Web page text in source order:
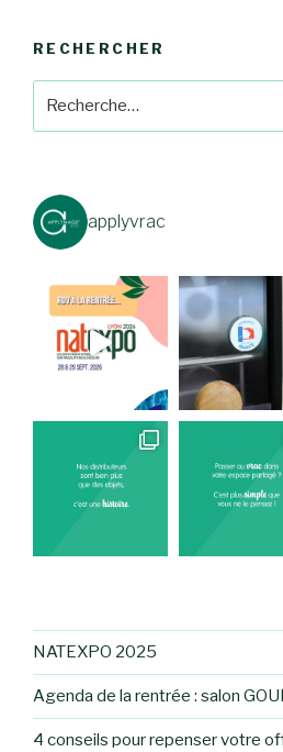
RECHERCHER
applyvrac
NATEXPO 2025
Agenda de la rentrée : salon
4 conseils pour repenser votre